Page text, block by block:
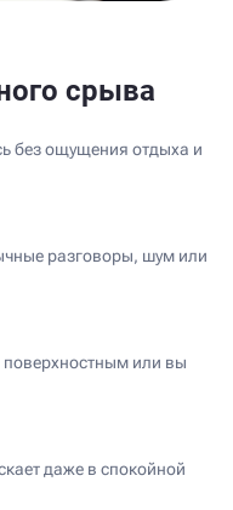
срыва
без ощущения отдыха и
разговоры, шум или
поверхностным или вы
даже в спокойной